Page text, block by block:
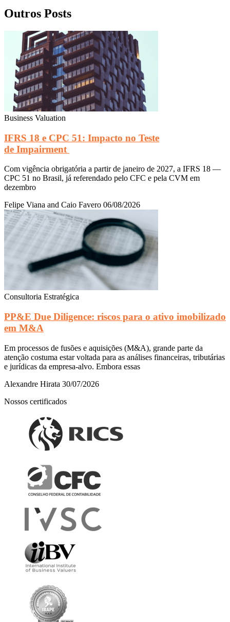
Outros Posts
Business Valuation
IFRS 18 e CPC 51: Impacto no Teste
de Impairment
Com vigência obrigatória a partir de janeiro de 2027, a IFRS 18 —
CPC 51 no Brasil, já referendado pelo CFC e pela CVM em
dezembro
Felipe Viana and Caio Favero 06/08/2026
Consultoria Estratégica
PP&E Due Diligence: riscos para o ativo imobilizado
em M&A
Em processos de fusões e aquisições (M&A), grande parte da
atenção costuma estar voltada para as análises financeiras, tributárias
e jurídicas da empresa-alvo. Embora essas
Alexandre Hirata 30/07/2026
Nossos certificados